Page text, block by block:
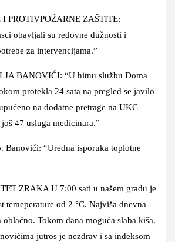
PROTIVPOŽARNE ZAŠTITE:
obavljali su redovne dužnosti i
za intervencijama.”
BANOVIĆI: “U hitnu službu Doma
protekla 24 sata na pregled se javilo
na dodatne pretrage na UKC
47 usluga medicinara.”
Banovići: “Uredna isporuka toplotne
ZRAKA U 7:00 sati u našem gradu je
temeperature od 2 °C. Najviša dnevna
Tokom dana moguća slaba kiša.
jutros je nezdrav i sa indeksom